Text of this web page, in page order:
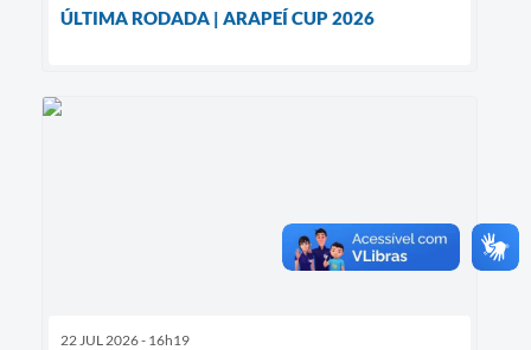
ÚLTIMA RODADA | ARAPEÍ CUP 2026
22 JUL 2026 - 16h19